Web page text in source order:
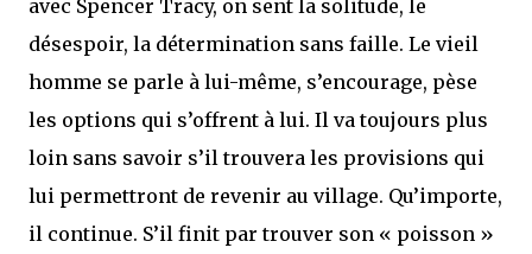
avec Spencer Tracy, on sent la solitude, le
désespoir, la détermination sans faille. Le vieil
homme se parle à lui-même, s’encourage, pèse
les options qui s’offrent à lui. Il va toujours plus
loin sans savoir s’il trouvera les provisions qui
lui permettront de revenir au village. Qu’importe,
il continue. S’il finit par trouver son « poisson »